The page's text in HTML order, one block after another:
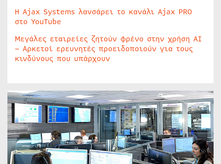
Η Ajax Systems λανσάρει το κανάλι Ajax PRO
στο YouTube
Μεγάλες εταιρείες ζητούν φρένο στην χρήση AI
– Αρκετοί ερευνητές προειδοποιούν για τους
κινδύνους που υπάρχουν